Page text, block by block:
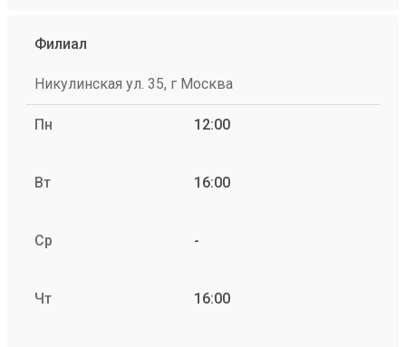
Филиал
Никулинская ул. 35, г Москва
Пн 12:00
Вт 16:00
Ср -
Чт 16:00